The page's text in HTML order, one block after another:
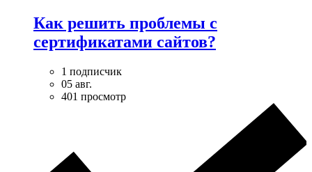
Как решить проблемы с
сертификатами сайтов?
1 подписчик
05 авг.
401 просмотр